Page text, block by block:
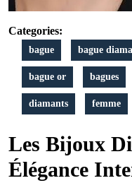
Categories:
bague bague
bague or bagues
diamants femme
Les Bijoux
Élégance